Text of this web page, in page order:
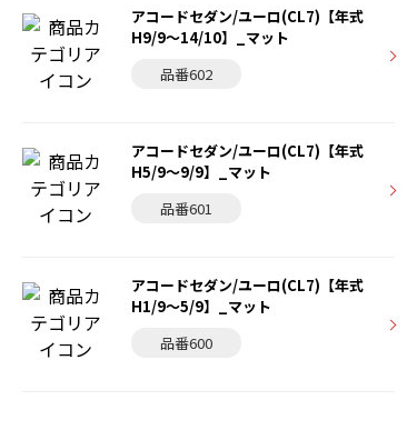
アコードセダン/ユーロ(CL7)【年式
H9/9〜14/10】_マット
品番602
アコードセダン/ユーロ(CL7)【年式
H5/9〜9/9】_マット
品番601
アコードセダン/ユーロ(CL7)【年式
H1/9〜5/9】_マット
品番600